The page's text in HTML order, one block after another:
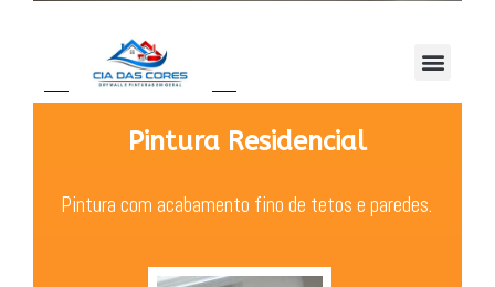
Pintura Residencial
Pintura com acabamento fino de tetos e paredes.